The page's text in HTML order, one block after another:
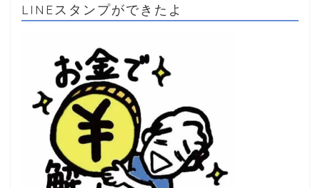
LINEスタンプができたよ